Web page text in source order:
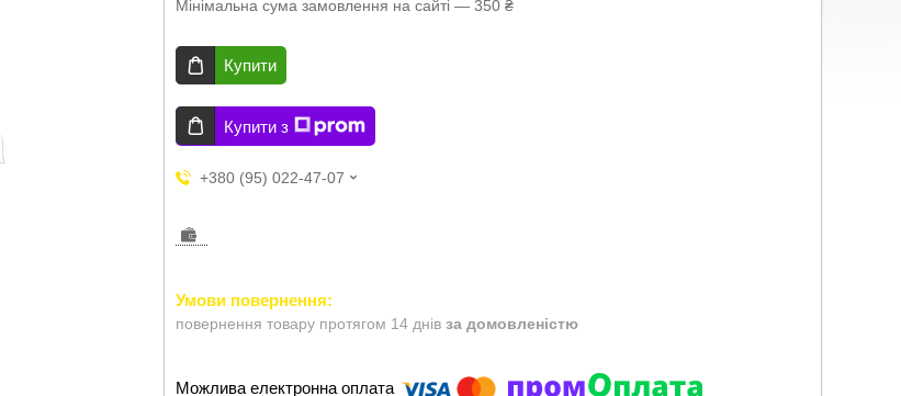
Мінімальна сума замовлення на сайті — 350 ₴
Купити
Купити з
+380 (95) 022-47-07
повернення товару протягом 14 днів за домовленістю